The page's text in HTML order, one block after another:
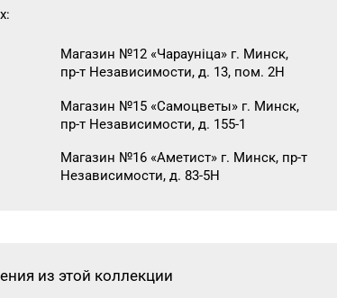
Магазин №12 «Чараунiца» г. Минск,
пр-т Независимости, д. 13, пом. 2Н
Магазин №15 «Самоцветы» г. Минск,
пр-т Независимости, д. 155-1
Магазин №16 «Аметист» г. Минск, пр-т
Независимости, д. 83-5Н
51-31
Магазин №46 «Кристалл» г. Минск, ул.
из этой коллекции